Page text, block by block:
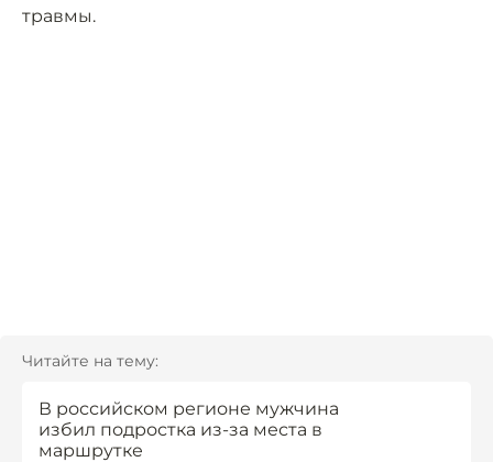
травмы.
Читайте на тему:
В российском регионе мужчина
избил подростка из-за места в
маршрутке